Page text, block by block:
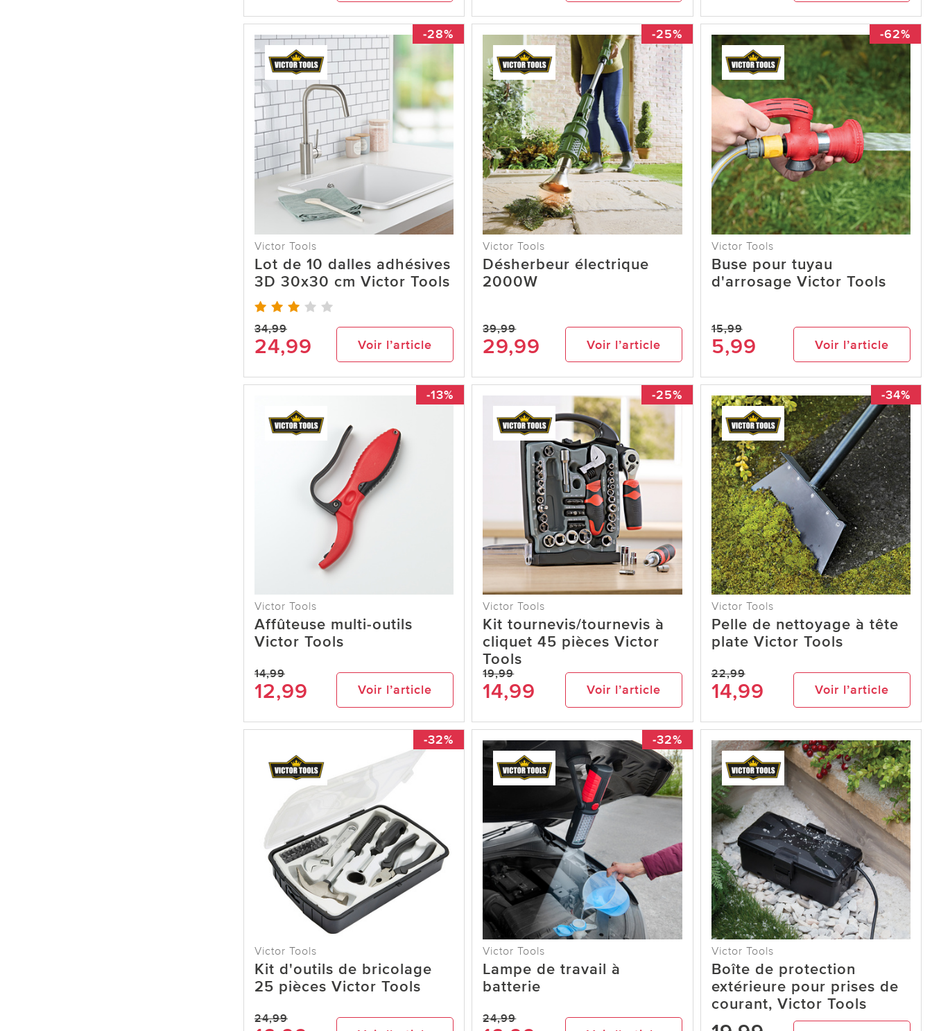
-28%
Victor Tools
Lot de 10 dalles adhésives
3D 30x30 cm Victor Tools
34,99
24,99 Voir l’article
-25%
Victor Tools
Désherbeur électrique
2000W
39,99
29,99 Voir l’article
-62%
Victor Tools
Buse pour tuyau
d'arrosage Victor Tools
15,99
5,99 Voir l’article
-13%
Victor Tools
Affûteuse multi-outils
Victor Tools
14,99
12,99 Voir l’article
-25%
Victor Tools
Kit tournevis/tournevis à
cliquet 45 pièces Victor
Tools
19,99
14,99 Voir l’article
-34%
Victor Tools
Pelle de nettoyage à tête
plate Victor Tools
22,99
14,99 Voir l’article
-32%
Victor Tools
Kit d'outils de bricolage
25 pièces Victor Tools
24,99
-32%
Victor Tools
Lampe de travail à
batterie
24,99
Victor Tools
Boîte de protection
extérieure pour prises de
courant, Victor Tools